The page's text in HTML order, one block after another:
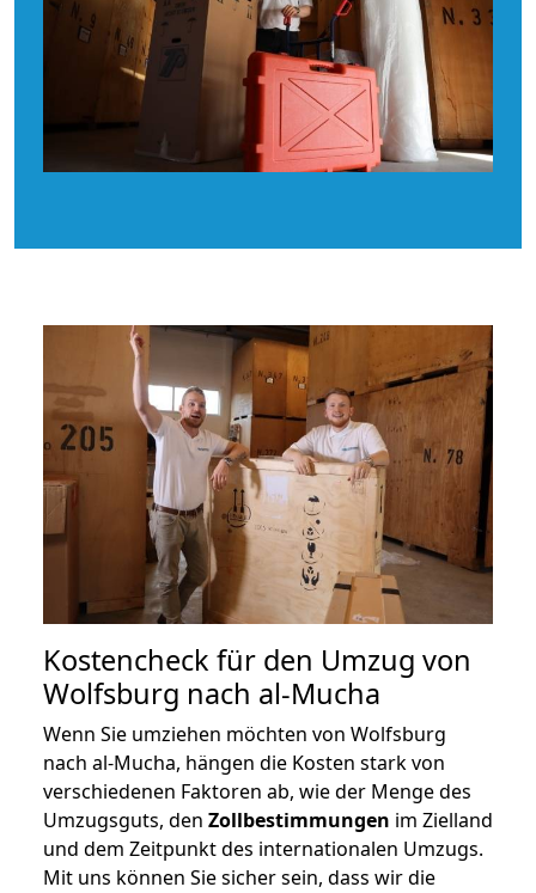
Kostencheck für den Umzug von
Wolfsburg nach al-Mucha
Wenn Sie umziehen möchten von Wolfsburg
nach al-Mucha, hängen die Kosten stark von
verschiedenen Faktoren ab, wie der Menge des
Umzugsguts, den Zollbestimmungen im Zielland
und dem Zeitpunkt des internationalen Umzugs.
Mit uns können Sie sicher sein, dass wir die